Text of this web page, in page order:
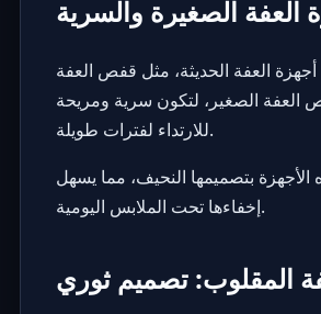
العفة الصغيرة والسرية
العفة الحديثة، مثل قفص العفة
العفة الصغير، لتكون سرية ومريحة
للارتداء لفترات طويلة.
الأجهزة بتصميمها النحيف، مما يسهل
إخفاءها تحت الملابس اليومية.
المقلوب: تصميم ثوري